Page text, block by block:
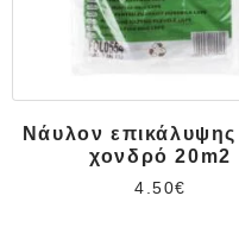
Νάυλον
χονδρό 20m2
4.50€